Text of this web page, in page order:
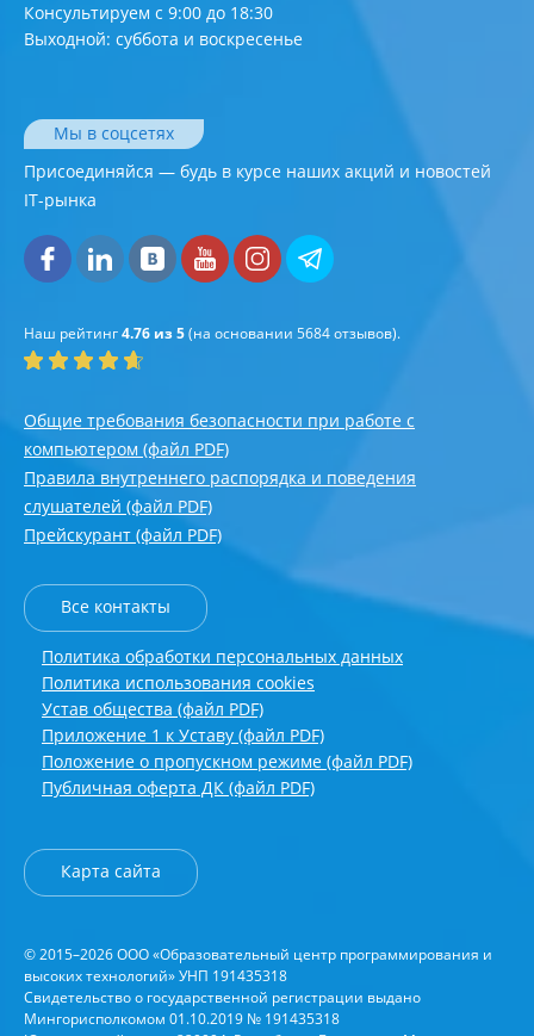
Консультируем с 9:00 до 18:30
Выходной: суббота и воскресенье
Мы в соцсетях
Присоединяйся — будь в курсе наших акций и новостей
IT-рынка
Наш рейтинг4.76 из 5(на основании 5684отзывов).
Общие требования безопасности при работе с
компьютером (файл PDF)
Правила внутреннего распорядка и поведения
слушателей (файл PDF)
Прейскурант (файл PDF)
Все контакты
Политика обработки персональных данных
Политика использования cookies
Устав общества (файл PDF)
Приложение 1 к Уставу (файл PDF)
Положение о пропускном режиме (файл PDF)
Публичная оферта ДК (файл PDF)
Карта сайта
© 2015–2026 ООО «Образовательный центр программирования и
высоких технологий» УНП 191435318
Свидетельство о государственной регистрации выдано
Мингорисполкомом 01.10.2019 № 191435318